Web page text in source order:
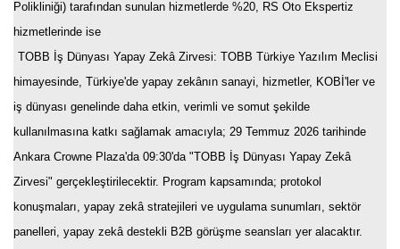
Polikliniği) tarafından sunulan hizmetlerde %20, RS Oto Ekspertiz
hizmetlerinde ise
TOBB İş Dünyası Yapay Zekâ Zirvesi: TOBB Türkiye Yazılım Meclisi
himayesinde, Türkiye'de yapay zekânın sanayi, hizmetler, KOBİ'ler ve
iş dünyası genelinde daha etkin, verimli ve somut şekilde
kullanılmasına katkı sağlamak amacıyla; 29 Temmuz 2026 tarihinde
Ankara Crowne Plaza'da 09:30'da "TOBB İş Dünyası Yapay Zekâ
Zirvesi" gerçekleştirilecektir. Program kapsamında; protokol
konuşmaları, yapay zekâ stratejileri ve uygulama sunumları, sektör
panelleri, yapay zekâ destekli B2B görüşme seansları yer alacaktır.